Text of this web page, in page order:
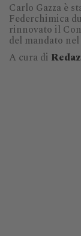
Carlo Gazza è
Federchimica
rinnovato il
del mandato
A cura di